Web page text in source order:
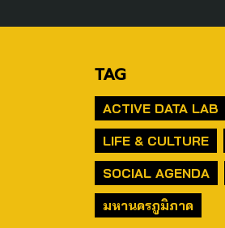
TAG
ACTIVE DATA LAB
LIFE & CULTURE
SOCIAL AGENDA
มหานครภูมิภาค